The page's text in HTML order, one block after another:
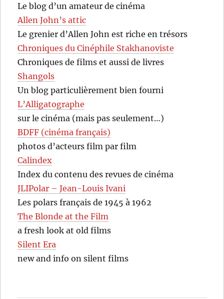
Le blog d’un amateur de cinéma
Allen John’s attic
Le grenier d’Allen John est riche en trésors
Chroniques du Cinéphile Stakhanoviste
Chroniques de films et aussi de livres
Shangols
Un blog particulièrement bien fourni
L’Alligatographe
sur le cinéma (mais pas seulement…)
BDFF (cinéma français)
photos d’acteurs film par film
Calindex
Index du contenu des revues de cinéma
JLIPolar – Jean-Louis Ivani
Les polars français de 1945 à 1962
The Blonde at the Film
a fresh look at old films
Silent Era
new and info on silent films